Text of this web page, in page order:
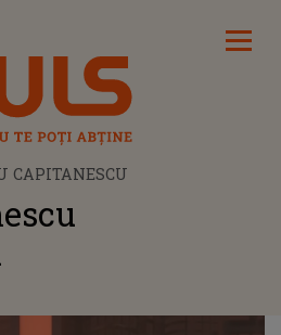
CAPITANESCU